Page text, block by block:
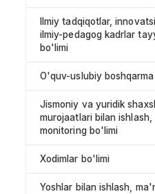
Ilmiy tadqiqotlar,
ilmiy-pedagog kadrlar
bo'limi
O'quv-uslubiy boshqarma
Jismoniy va yuridik
murojaatlari bilan
monitoring bo'limi
Xodimlar bo'limi
Yoshlar bilan ishlash,